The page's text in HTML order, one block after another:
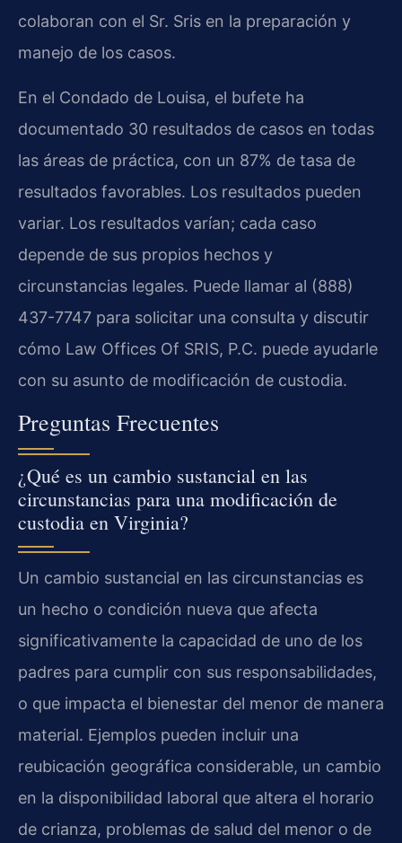
colaboran con el Sr. Sris en la preparación y
manejo de los casos.
En el Condado de Louisa, el bufete ha
documentado 30 resultados de casos en todas
las áreas de práctica, con un 87% de tasa de
resultados favorables. Los resultados pueden
variar. Los resultados varían; cada caso
depende de sus propios hechos y
circunstancias legales. Puede llamar al (888)
437-7747 para solicitar una consulta y discutir
cómo Law Offices Of SRIS, P.C. puede ayudarle
con su asunto de modificación de custodia.
Preguntas Frecuentes
¿Qué es un cambio sustancial en las
circunstancias para una modificación de
custodia en Virginia?
Un cambio sustancial en las circunstancias es
un hecho o condición nueva que afecta
significativamente la capacidad de uno de los
padres para cumplir con sus responsabilidades,
o que impacta el bienestar del menor de manera
material. Ejemplos pueden incluir una
reubicación geográfica considerable, un cambio
en la disponibilidad laboral que altera el horario
de crianza, problemas de salud del menor o de